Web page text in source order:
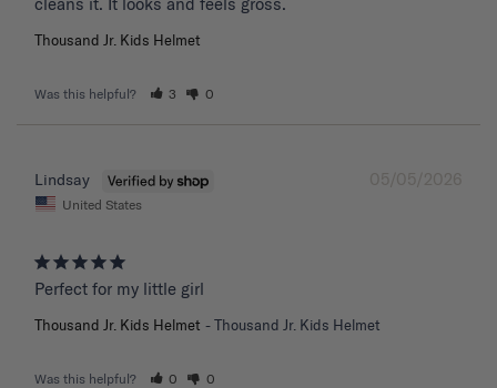
Thousand Jr. Kids Helmet
Was this helpful? 3 0
05/05/2026
Lindsay
United States
Perfect for my little girl
Thousand Jr. Kids Helmet Thousand Jr. Kids Helmet
Was this helpful? 0 0